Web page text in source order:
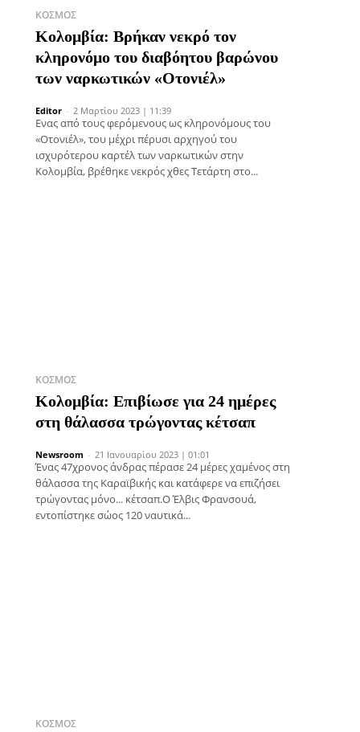
ΚΌΣΜΟΣ
Κολομβία: Βρήκαν νεκρό τον
κληρονόμο του διαβόητου βαρώνου
των ναρκωτικών «Οτονιέλ»
Editor - 2 Μαρτίου 2023 | 11:39
Eνας από τους φερόμενους ως κληρονόμους του
«Οτονιέλ», του μέχρι πέρυσι αρχηγού του
ισχυρότερου καρτέλ των ναρκωτικών στην
Κολομβία, βρέθηκε νεκρός χθες Τετάρτη στο...
ΚΌΣΜΟΣ
Κολομβία: Επιβίωσε για 24 ημέρες
στη θάλασσα τρώγοντας κέτσαπ
Newsroom - 21 Ιανουαρίου 2023 | 01:01
Ένας 47χρονος άνδρας πέρασε 24 μέρες χαμένος στη
θάλασσα της Καραϊβικής και κατάφερε να επιζήσει
τρώγοντας μόνο... κέτσαπ.Ο Έλβις Φρανσουά,
εντοπίστηκε σώος 120 ναυτικά...
ΚΌΣΜΟΣ